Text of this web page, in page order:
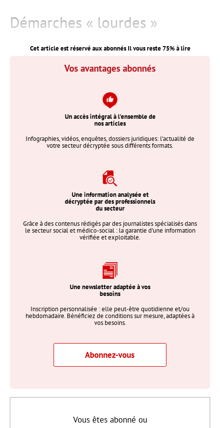
Démarches « lourdes »
Cet article est réservé aux abonnés Il vous reste75% à lire
Vos avantages abonnés
Un accès intégral à l’ensemble de
nos articles
Infographies, vidéos, enquêtes, dossiers juridiques: l’actualité de
votre secteur décryptée sous différents formats.
Une information analysée et
décryptée par des professionnels
du secteur
Grâce à des contenus rédigés par des journalistes spécialisés dans
le secteur social et médico-social : la garantie d’une information
vérifiée et exploitable.
Une newsletter adaptée à vos
besoins
Inscription personnalisée : elle peut-être quotidienne et/ou
hebdomadaire. Bénéficiez de conditions sur mesure, adaptées à
vos besoins.
Abonnez-vous
Vous êtes abonné ou